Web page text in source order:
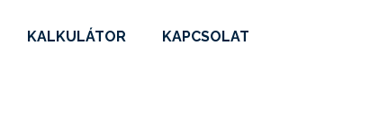
KALKULÁTOR KAPCSOLAT